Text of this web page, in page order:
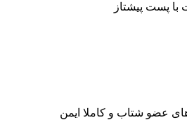
پست پیشتاز
عضو شتاب و کاملا ایمن